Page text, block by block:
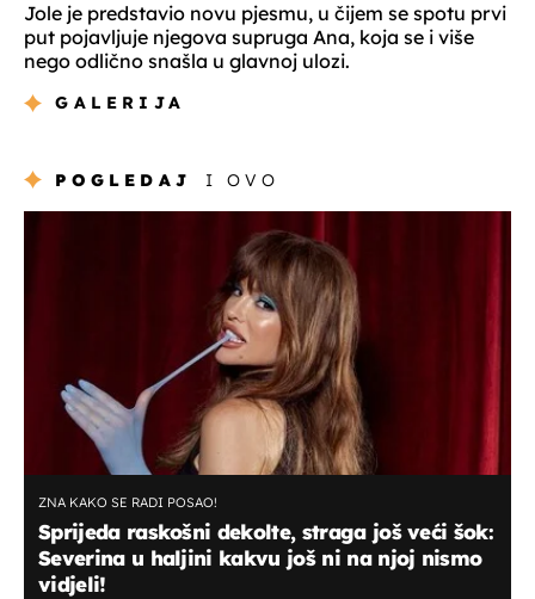
Jole je predstavio novu pjesmu, u čijem se spotu prvi
put pojavljuje njegova supruga Ana, koja se i više
nego odlično snašla u glavnoj ulozi.
GALERIJA
POGLEDAJ I OVO
ZNA KAKO SE RADI POSAO!
Sprijeda raskošni dekolte, straga još veći šok:
Severina u haljini kakvu još ni na njoj nismo
vidjeli!